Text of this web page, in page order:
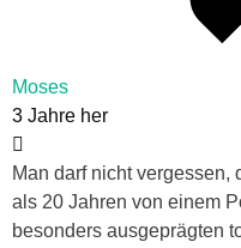
Moses
3 Jahre her
Man darf nicht vergessen,
als 20 Jahren von einem
besonders ausgeprägten